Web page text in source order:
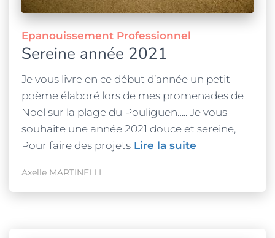
Epanouissement Professionnel
Sereine année 2021
Je vous livre en ce début d’année un petit
poème élaboré lors de mes promenades de
Noël sur la plage du Pouliguen….. Je vous
souhaite une année 2021 douce et sereine,
Pour faire des projets Lire la suite
Axelle MARTINELLI